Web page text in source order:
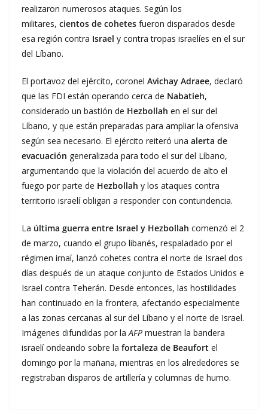
realizaron numerosos ataques. Según los
militares, cientos de cohetes fueron disparados desde
esa región contra Israel y contra tropas israelíes en el sur
del Líbano.
El portavoz del ejército, coronel Avichay Adraee, declaró
que las FDI están operando cerca de Nabatieh,
considerado un bastión de Hezbollah en el sur del
Líbano, y que están preparadas para ampliar la ofensiva
según sea necesario. El ejército reiteró una alerta de
evacuación generalizada para todo el sur del Líbano,
argumentando que la violación del acuerdo de alto el
fuego por parte de Hezbollah y los ataques contra
territorio israelí obligan a responder con contundencia.
La última guerra entre Israel y Hezbollah comenzó el 2
de marzo, cuando el grupo libanés, respaladado por el
régimen irnaí, lanzó cohetes contra el norte de Israel dos
días después de un ataque conjunto de Estados Unidos e
Israel contra Teherán. Desde entonces, las hostilidades
han continuado en la frontera, afectando especialmente
a las zonas cercanas al sur del Líbano y el norte de Israel.
Imágenes difundidas por laAFP muestran la bandera
israelí ondeando sobre la fortaleza de Beaufort el
domingo por la mañana, mientras en los alrededores se
registraban disparos de artillería y columnas de humo.